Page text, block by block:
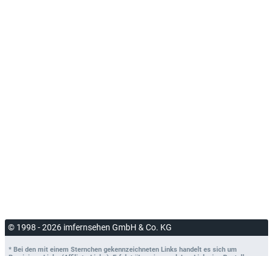
© 1998 - 2026 imfernsehen GmbH & Co. KG
* Bei den mit einem Sternchen gekennzeichneten Links handelt es sich um